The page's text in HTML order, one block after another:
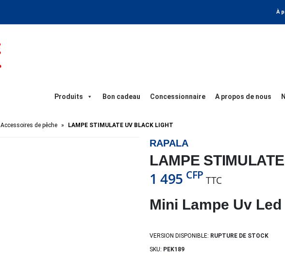
À
Produits Bon cadeau Concessionnaire A propos de nous
Accessoires de pêche » LAMPE STIMULATE UV BLACK LIGHT
RAPALA
LAMPE
1 495 CFP TTC
Mini Lampe Uv
VERSION DISPONIBLE: RUPTURE DE STOCK
SKU: PEK189